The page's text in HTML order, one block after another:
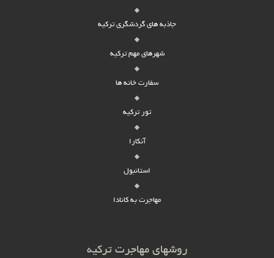
جاذبه های گردشگری ترکیه
شهرهای مهم ترکیه
سفارت خانه ها
تور ترکیه
آنکارا
استانبول
مهاجرت به کانادا
روشهای مهاجرت ترکیه